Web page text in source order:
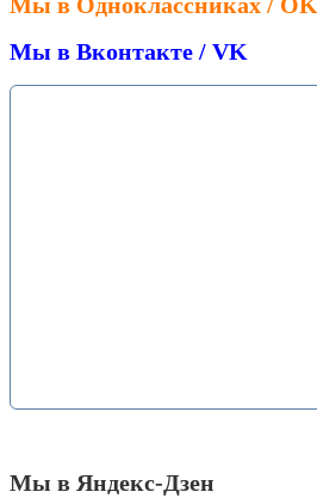
Мы в Вконтакте / VK
Мы в Яндекс-Дзен